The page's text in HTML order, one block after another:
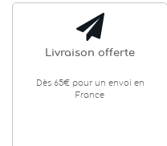
Livraison offerte
Dès 65€ pour un envoi en
France